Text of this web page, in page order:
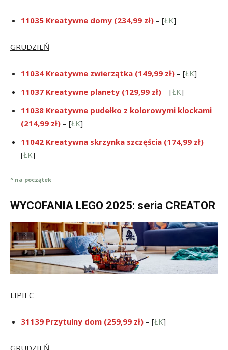
11035 Kreatywne domy (234,99 zł) – [ŁK]
GRUDZIEŃ
11034 Kreatywne zwierzątka (149,99 zł) – [ŁK]
11037 Kreatywne planety (129,99 zł) – [ŁK]
11038 Kreatywne pudełko z kolorowymi klockami
(214,99 zł) – [ŁK]
11042 Kreatywna skrzynka szczęścia (174,99 zł) –
[ŁK]
^ na początek
WYCOFANIA LEGO 2025: seria CREATOR
LIPIEC
31139 Przytulny dom (259,99 zł) – [ŁK]